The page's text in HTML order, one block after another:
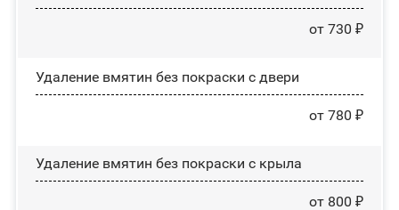
от 730 ₽
Удаление вмятин без покраски с двери
от 780 ₽
Удаление вмятин без покраски с крыла
от 800 ₽